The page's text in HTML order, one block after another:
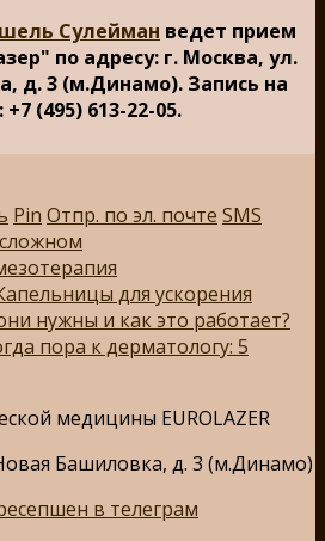
Сулейман ведет прием
по адресу: г. Москва, ул.
д. 3 (м.Динамо). Запись на
(495) 613-22-05.
Pin Отпр. по эл. почте SMS
для ускорения
нужны и как это работает?
пора к дерматологу: 5
медицины EUROLAZER
Башиловка, д. 3 (м.Динамо)
в телеграм